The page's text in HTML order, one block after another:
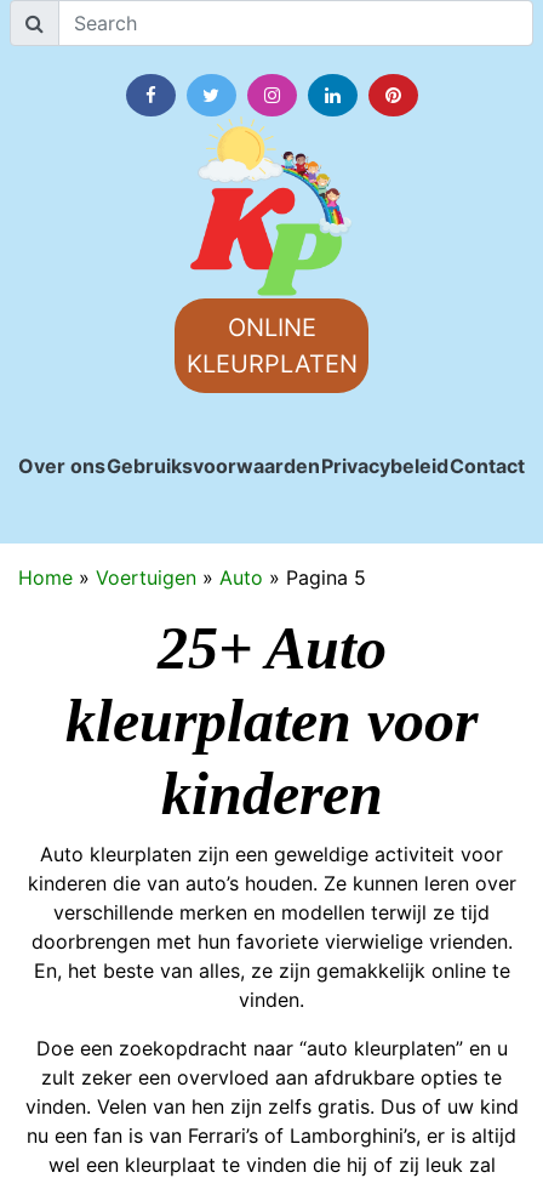
ONLINE
KLEURPLATEN
Over onsGebruiksvoorwaardenPrivacybeleidContact
Home » Voertuigen » Auto » Pagina 5
25+ Auto
kleurplaten voor
kinderen
Auto kleurplaten zijn een geweldige activiteit voor
kinderen die van auto’s houden. Ze kunnen leren over
verschillende merken en modellen terwijl ze tijd
doorbrengen met hun favoriete vierwielige vrienden.
En, het beste van alles, ze zijn gemakkelijk online te
vinden.
Doe een zoekopdracht naar “auto kleurplaten” en u
zult zeker een overvloed aan afdrukbare opties te
vinden. Velen van hen zijn zelfs gratis. Dus of uw kind
nu een fan is van Ferrari’s of Lamborghini’s, er is altijd
wel een kleurplaat te vinden die hij of zij leuk zal